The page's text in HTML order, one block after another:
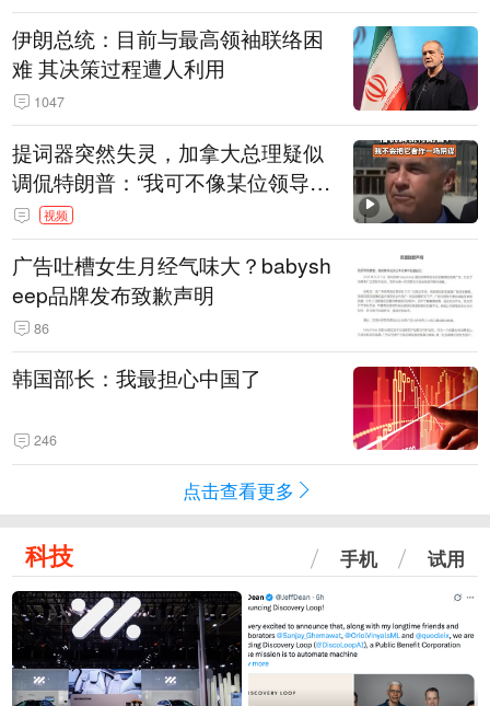
伊朗总统：目前与最高领袖联络困
难 其决策过程遭人利用
1047
提词器突然失灵，加拿大总理疑似
调侃特朗普：“我可不像某位领导
人，把这当成一场阴谋”，全场哄笑
视频
广告吐槽女生月经气味大？babysh
eep品牌发布致歉声明
86
韩国部长：我最担心中国了
246
点击查看更多
科技 手机 试用